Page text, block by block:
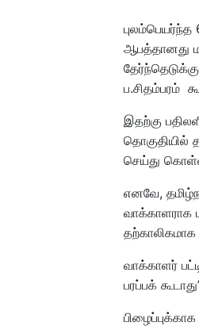
புலம்பெயர்ந்த
ஆபத்தானது
ப.சிதம்பரம்
இதற்கு
தொகுதியில்
செய்து
எனவே,
வாக்காளராக
வாக்காளர்
பரப்பக்